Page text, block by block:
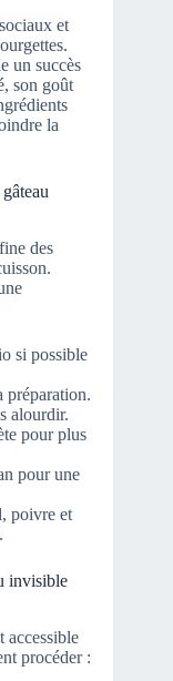
et
un succès
son goût
la
des
si possible
préparation.
alourdir.
pour plus
pour une
poivre et
invisible
accessible
procéder :